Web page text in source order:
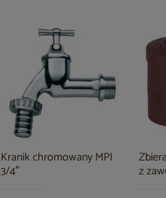
Kranik chromowany MPI
3/4″ z